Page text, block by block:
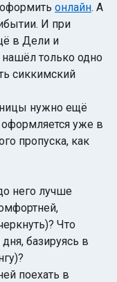
онлайн. А
И при
в Дели и
только одно
сиккимский
нужно ещё
уже в
пропуска, как
него лучше
Что
базируясь в
поехать в